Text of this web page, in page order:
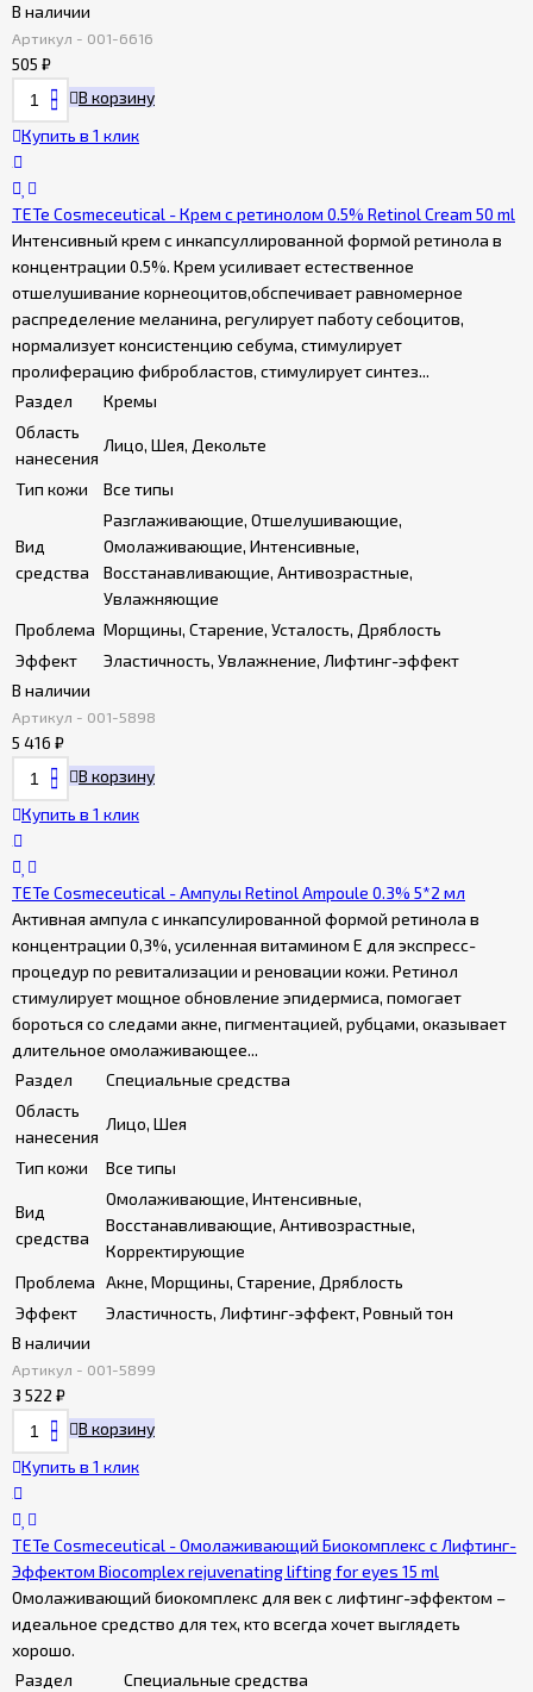
В наличии
Артикул - 001-6616
505 ₽
В корзину
Купить в 1 клик
TETe Cosmeceutical - Крем с ретинолом 0.5% Retinol Cream 50 ml
Интенсивный крем с инкапсуллированной формой ретинола в
концентрации 0.5%. Крем усиливает естественное
отшелушивание корнеоцитов,обспечивает равномерное
распределение меланина, регулирует паботу себоцитов,
нормализует консистенцию себума, стимулирует
пролиферацию фибробластов, стимулирует синтез...
Раздел
Кремы
Область
нанесения
Лицо, Шея, Декольте
Тип кожи Все типы
Вид
средства
Разглаживающие, Отшелушивающие,
Омолаживающие, Интенсивные,
Восстанавливающие, Антивозрастные,
Увлажняющие
Проблема Морщины, Старение, Усталость, Дряблость
Эффект
Эластичность, Увлажнение, Лифтинг-эффект
В наличии
Артикул - 001-5898
5 416 ₽
В корзину
Купить в 1 клик
TETe Cosmeceutical - Ампулы Retinol Ampoule 0.3% 5*2 мл
Активная ампула с инкапсулированной формой ретинола в
концентрации 0,3%, усиленная витамином E для экспресс-
процедур по ревитализации и реновации кожи. Ретинол
стимулирует мощное обновление эпидермиса, помогает
бороться со следами акне, пигментацией, рубцами, оказывает
длительное омолаживающее...
Раздел
Специальные средства
Область
нанесения
Лицо, Шея
Тип кожи Все типы
Вид
средства
Омолаживающие, Интенсивные,
Восстанавливающие, Антивозрастные,
Корректирующие
Проблема Акне, Морщины, Старение, Дряблость
Эффект
Эластичность, Лифтинг-эффект, Ровный тон
В наличии
Артикул - 001-5899
3 522 ₽
В корзину
Купить в 1 клик
TETe Cosmeceutical - Омолаживающий Биокомплекс с Лифтинг-
Эффектом Biocomplex rejuvenating lifting for eyes 15 ml
Омолаживающий биокомплекс для век с лифтинг-эффектом –
идеальное средство для тех, кто всегда хочет выглядеть
хорошо.
Раздел
Специальные средства